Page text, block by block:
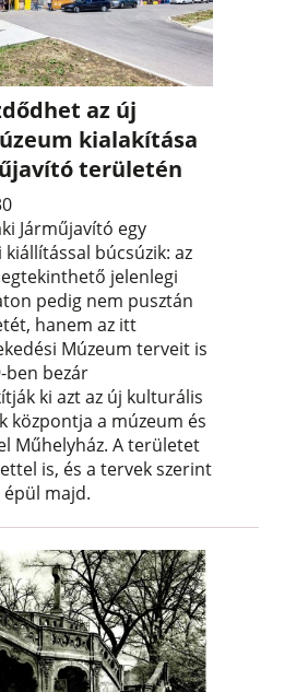
az új
kialakítása
területén
Járműjavító egy
búcsúzik: az
jelenlegi
pedig nem pusztán
hanem az itt
Múzeum terveit is
ben bezár
ki azt az új kulturális
központja a múzeum és
Műhelyház. A területet
is, és a tervek szerint
majd.